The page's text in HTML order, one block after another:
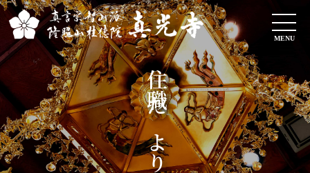
MENU
住職だより